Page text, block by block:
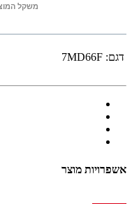
משקל
דגם: 7MD66F
אשפרויות מוצר